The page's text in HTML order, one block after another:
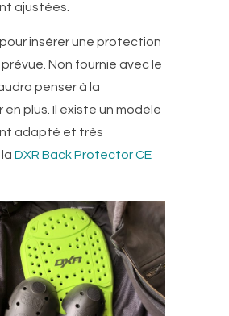
ajustées.
insérer une protection
Non fournie avec le
penser à la
plus. Il existe un modèle
adapté et très
DXR Back Protector CE